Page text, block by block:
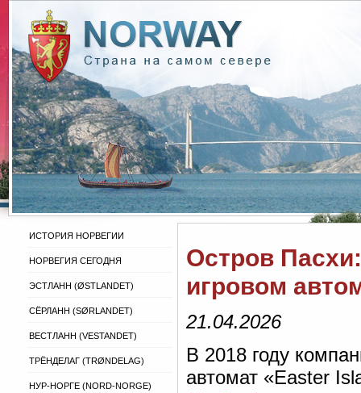
ИСТОРИЯ НОРВЕГИИ
НОРВЕГИЯ СЕГОДНЯ
ЭСТЛАНН (ØSTLANDET)
СЁРЛАНН (SØRLANDET)
ВЕСТЛАНН (VESTANDET)
ТРЁНДЕЛАГ (TRØNDELAG)
НУР-НОРГЕ (NORD-NORGE)
Остров
игровом
21.04.2026
В 2018 году
автомат «Easter